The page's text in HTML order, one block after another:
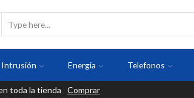
Intrusión Energia Telefonos
toda la tienda Comprar